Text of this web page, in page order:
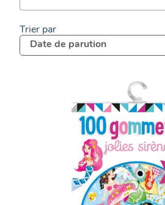
Trier par
Date de parution